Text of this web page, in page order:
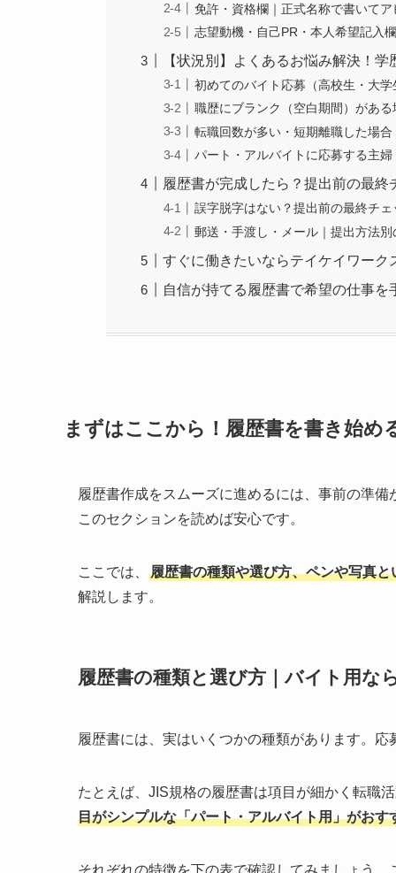
免許・資格欄｜正式名称で書いて
志望動機・自己PR・本人希望記入
【状況別】よくあるお悩み解決！
初めてのバイト応募（高校生・大
職歴にブランク（空白期間）がある
転職回数が多い・短期離職した場合
パート・アルバイトに応募する主
履歴書が完成したら？提出前の最終
誤字脱字はない？提出前の最終チ
郵送・手渡し・メール｜提出方法
すぐに働きたいならテイケイワーク
自信が持てる履歴書で希望の仕事を
まずはここから！履歴書を書き始め
履歴書作成をスムーズに進めるには、事前の準
このセクションを読めば安心です。
ここでは、
履歴書の種類や選び方、ペンや写真
解説します。
履歴書の種類と選び方｜バイト用な
履歴書には、実はいくつかの種類があります。
たとえば、JIS規格の履歴書は項目が細かく転職
目がシンプルな「パート・アルバイト用」がおす
それぞれの特徴を下の表で確認してみましょう